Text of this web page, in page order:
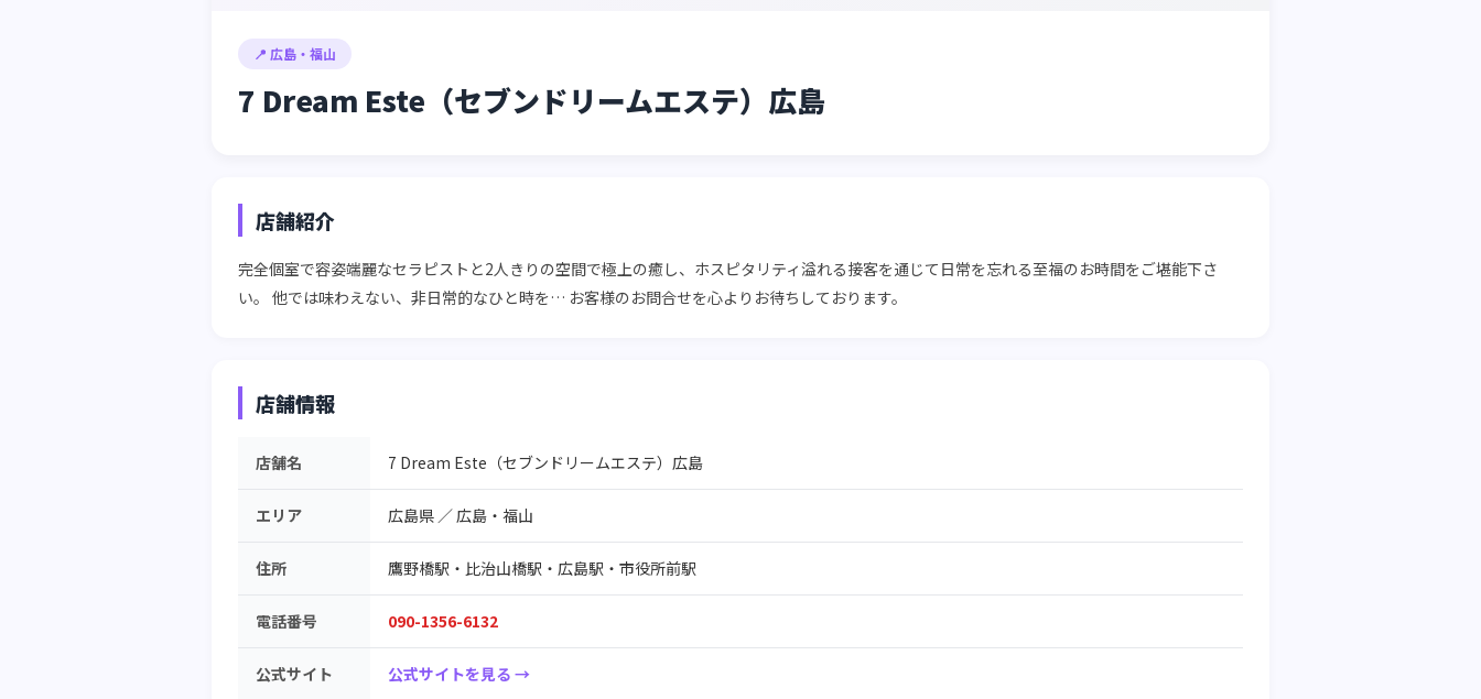
📍 広島・福山
7 Dream Este（セブンドリームエステ）広島
店舗紹介
完全個室で容姿端麗なセラピストと2人きりの空間で極上の癒し、ホスピタリティ溢れる接客を通じて日常を忘れる至福のお時間をご堪能下さ
い。 他では味わえない、非日常的なひと時を… お客様のお問合せを心よりお待ちしております。
店舗情報
店舗名 7 Dream Este（セブンドリームエステ）広島
エリア 広島県 ／広島・福山
住所 鷹野橋駅・比治山橋駅・広島駅・市役所前駅
電話番号 090-1356-6132
公式サイト 公式サイトを見る →